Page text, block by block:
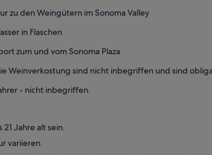
zu den Weingütern im Sonoma Valley
in Flaschen
zum und vom Sonoma Plaza
Weinverkostung sind nicht inbegriffen und sind
- nicht inbegriffen.
Jahre alt sein.
variieren.